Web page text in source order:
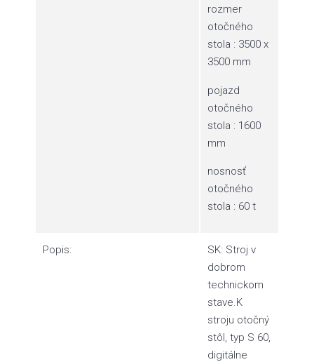
rozmer
otočného
stola : 3500 x
3500 mm
pojazd
otočného
stola : 1600
mm
nosnosť
otočného
stola : 60 t
Popis:
SK: Stroj v
dobrom
technickom
stave.K
stroju otočný
stôl, typ S 60,
digitálne